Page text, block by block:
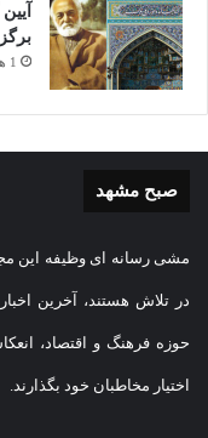
1 هفته پیش
صبح مشهد
مشی رسانه ای وظیفه این
در تلاش هستند، آخرین
حوزه فرهنگ و اقتصاد،
اختیار مخاطبان خود بگذارند.